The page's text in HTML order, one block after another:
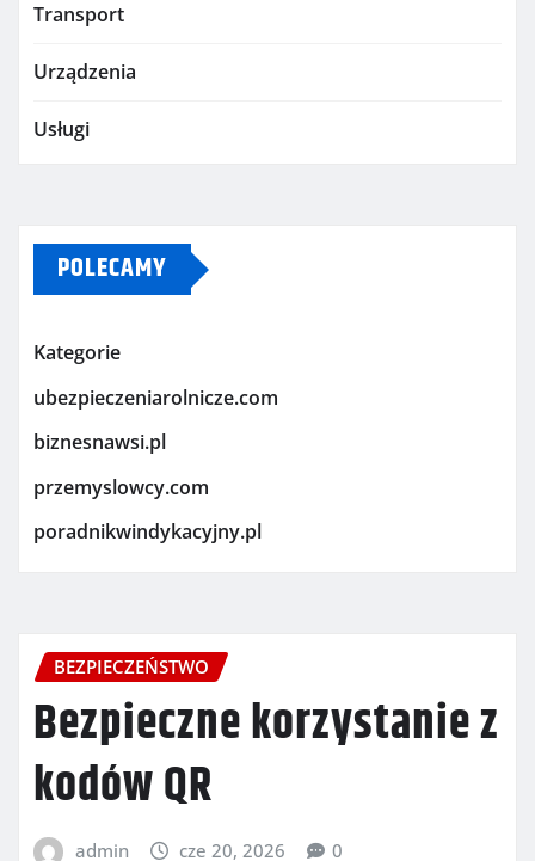
Transport
Urządzenia
Usługi
POLECAMY
Kategorie
ubezpieczeniarolnicze.com
biznesnawsi.pl
przemyslowcy.com
poradnikwindykacyjny.pl
BEZPIECZEŃSTWO
Bezpieczne korzystanie z
kodów QR
admin cze 20, 2026 0